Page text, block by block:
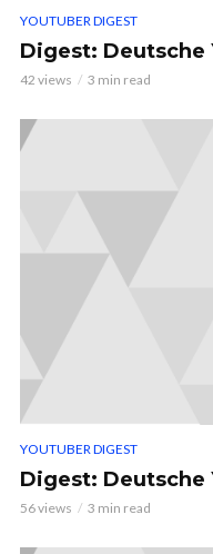
YOUTUBER DIGEST
Digest: Deutsche
42 views 3 min read
YOUTUBER DIGEST
Digest: Deutsche
56 views 3 min read